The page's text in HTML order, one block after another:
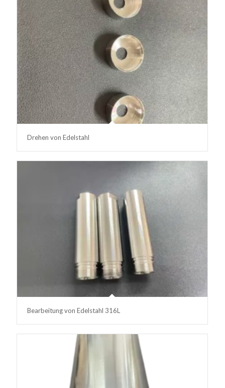
Drehen von Edelstahl
Bearbeitung von Edelstahl 316L